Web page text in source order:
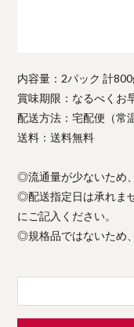
内容量：2パック 計
賞味期限：なるべくお
配送方法：宅配便（常
送料：送料無料
◎流通量が少ないため
◎配送指定日は承れま
にご記入ください。
◎規格品ではないため